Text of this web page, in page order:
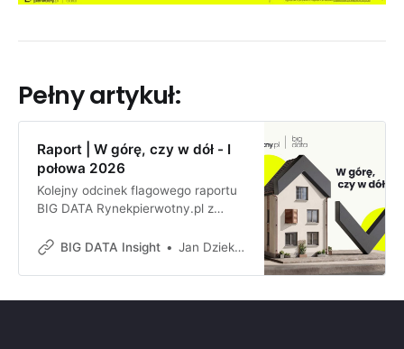
Pełny artykuł:
Raport | W górę, czy w dół - I
połowa 2026
Kolejny odcinek flagowego raportu
BIG DATA Rynekpierwotny.pl z
BIG DATA Insight
Jan Dziekoński